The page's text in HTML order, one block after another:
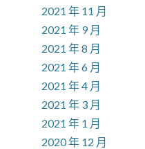
2021 年 11 月
2021 年 9 月
2021 年 8 月
2021 年 6 月
2021 年 4 月
2021 年 3 月
2021 年 1 月
2020 年 12 月